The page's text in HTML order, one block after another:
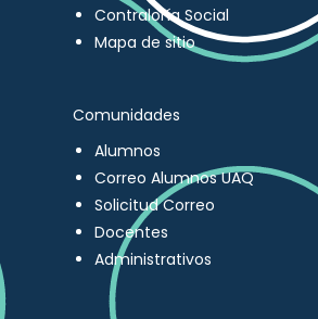
Contraloría Social
Mapa de sitio
Comunidades
Alumnos
Correo Alumnos UAQ
Solicitud Correo
Docentes
Administrativos